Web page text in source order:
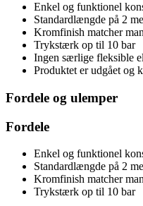
Enkel og funktionel
Standardlængde på 2
Kromfinish matcher
Trykstærk op til 10 bar
Ingen særlige fleksible
Produktet er udgået og
Fordele og ulemper
Fordele
Enkel og funktionel
Standardlængde på 2
Kromfinish matcher
Trykstærk op til 10 bar